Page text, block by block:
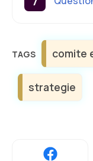
Étiquettes
comite
strategie